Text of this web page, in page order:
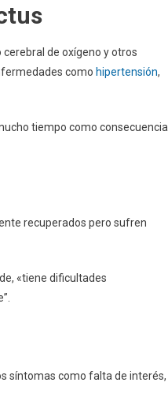
de oxígeno y otros
como hipertensión,
tiempo como consecuencia
recuperados pero sufren
«tiene dificultades
síntomas como falta de interés,